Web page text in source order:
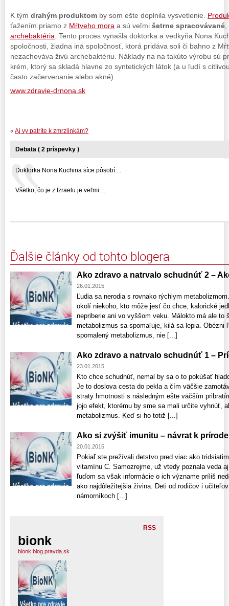
K tým drahým produktom by som ešte doplnila vysvetlenie.
ťažením priamo z Mŕtveho mora a sú veľmi šetrne spracovávané
archebaktéria . Tento proces vynašla doktorka a vedkyňa Nona
spoločnosti, žiadna iná spoločnosť, ktorá pridáva soli či bahno z
nezachováva živú archebaktériu. Náklady na na takúto výrobu sú
krém, ktorý sa skladá hlavne zo syntetických látok (a u ľudí s
často začervenanie alebo akné).
www.zdravie-drnona.sk
« Aj vy patríte k zmrzlinkám?
Debata ( 2 príspevky )
Doktorka Nona Kuchina síce pôsobí ...
Všetko, čo je z Izraelu je veľmi ...
Ďalšie články od tohto blogera
Ako zdravo a natrvalo schudnúť 2 –
26.01.2015
Ľudia sa nerodia s rovnako rýchlym
okolí niekoho, kto môže jesť čo chce, kalorické
nepriberie ani vo vyššom veku. Málokto má ale
metabolizmus sa spomaľuje, kilá sa lepia. Obézni
spomalený metabolizmus, nie [...]
Ako zdravo a natrvalo schudnúť 1 –
23.01.2015
Kto chce schudnúť, nemal by sa o to pokúšať
Je to doslova cesta do pekla a čím väčšie
straty hmotnosti s následným ešte väčším
jojo efekt, ktorému by sme sa mali určite vyhnúť,
metabolizmus. Keď si ho totiž [...]
Ako si zvýšiť imunitu – návrat k
20.01.2015
Pokiaľ ste prežívali detstvo pred viac ako
vitamínu C. Samozrejme, už vtedy poznala veda
ľuďom sa však informácie o ich význame príliš
ako najdôležitejšia živina. Deti od rodičov i
námorníkoch [...]
RSS
bionk
bionk.blog.pravda.sk